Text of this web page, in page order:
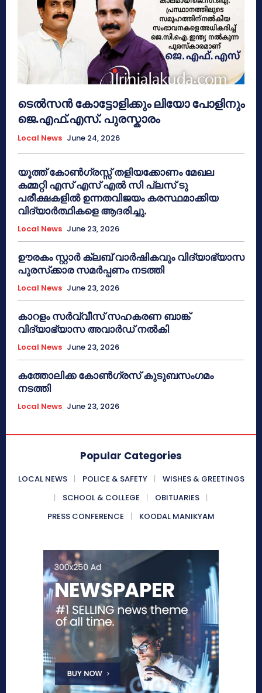
ടെൽസൻ കോട്ടോളിക്കും ലിയോ പോളിനും
ജെ.എഫ്.എസ്. പുരസ്കാരം
Local News June 24, 2026
യൂത്ത് കോൺഗ്രസ്സ് തളിയക്കോണം മേഖല
കമ്മറ്റി എസ് എസ് എൽ സി പ്ലസ് ടു
പരീക്ഷകളിൽ ഉന്നതവിജയം കരസ്ഥമാക്കിയ
വിദ്യാർത്ഥികളെ ആദരിച്ചു.
Local News June 23, 2026
ഊരകം സ്റ്റാർ ക്ലബ് വാർഷികവും വിദ്യാഭ്യാസ
പുരസ്‌ക്കാര സമർപ്പണം നടത്തി
Local News June 23, 2026
കാറളം സർവ്വീസ് സഹകരണ ബാങ്ക്
വിദ്യാഭ്യാസ അവാർഡ് നൽകി
Local News June 23, 2026
കത്തോലിക്ക കോൺഗ്രസ് കുടുബസംഗമം
നടത്തി
Local News June 23, 2026
Popular Categories
LOCAL NEWS POLICE & SAFETY
WISHES & GREETINGS
SCHOOL & COLLEGE
OBITUARIES
PRESS CONFERENCE
KOODAL MANIKYAM